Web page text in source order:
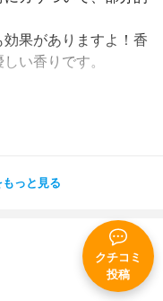
クチコミ
投稿
果がありますよ！香
い香りです。
っと見る